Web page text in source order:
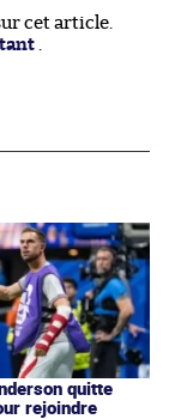
cet article.
quitte
rejoindre